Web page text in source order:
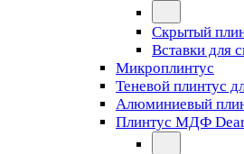
Скрытый
Вставки для
Микроплинтус
Теневой плинтус
Алюминиевый
Плинтус МДФ